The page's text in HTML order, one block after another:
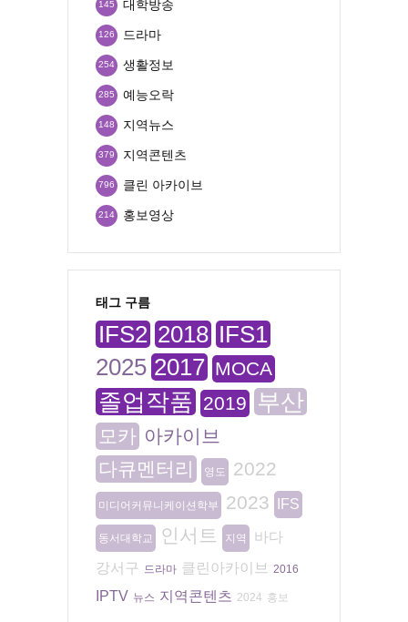
대학방송
145
드라마
126
생활정보
254
예능오락
285
지역뉴스
148
지역콘텐츠
379
클린 아카이브
796
홍보영상
214
태그 구름
IFS2 2018 IFS1
2025 2017 MOCA
졸업작품 2019 부산
모카 아카이브
다큐멘터리
영도 2022
미디어커뮤니케이션학부 2023 IFS
동서대학교 인서트 지역
바다
강서구 드라마 클린아카이브 2016
IPTV 뉴스 지역콘텐츠 2024 홍보